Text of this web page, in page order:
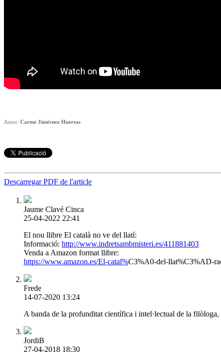
Autor: Carme Jimérnez Huertas
Descarregar PDF de l'article
Jaume Clavé Cinca
25-04-2022 22:41
El nou llibre El català no ve del llatí:
Informació: http://www.indretsambmisteri.es/411881403
Venda a Amazon format llibre:
https://www.amazon.es/El-catal%C3%A0-del-llat%C3%AD-
Frede
14-07-2020 13:24
A banda de la profunditat científica i intel·lectual de la
JordiB
27-04-2018 18:30